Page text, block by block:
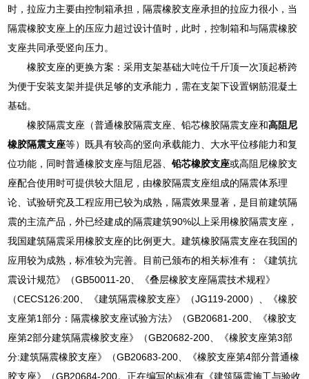
时，拉应力主要由控制箱承担，隔震橡胶支座承担的拉应力很小，当
隔震橡胶支座上的压应力超过设计值时，此时，控制箱和与隔震橡胶
支座共同承受竖向压力。
橡胶支座的更换方案：采用支架基础大吨位千斤顶一次顶起桥跨
为便于安装支架并提供足够的支承能力，需在支架下设置钢筋混凝土
基础。
橡胶隔震支座（普通橡胶隔震支座、铅芯橡胶隔震支座和高阻尼
橡胶隔震支座等）既具有较高的竖向承载能力、大水平位移能力和复
位功能，同时普通橡胶支座与阻尼器、铅芯橡胶支座或高阻尼橡胶支
座配合使用时可提供较大阻尼，由橡胶隔震支座组成的隔震体系理
论、试验研究及工程应用已较为成熟，隔震效果显著，是目前建筑隔
震的主流产品，外已经建成的隔震建筑90%以上采用橡胶隔震支座，
我国建筑隔震采用橡胶支座的比例更大。建筑橡胶隔震支座在我国的
应用较为成熟，标准较为完善。目前已颁布的相关标准有：《建筑抗
震设计规范》（GB50011-20、《叠层橡胶支座隔震技术规程》
（CECS126:200、《建筑隔震橡胶支座》（JG119-2000）、《橡胶
支座第1部分：隔震橡胶支座试验方法》（GB20681-200、《橡胶支
座第2部分建筑隔震橡胶支座》（GB20682-200、《橡胶支座第3部
分:建筑隔震橡胶支座》（GB20683-200、《橡胶支座第4部分普通橡
胶支座》（GB20684-200。正在编写的标准有《建筑隔震施工与验收